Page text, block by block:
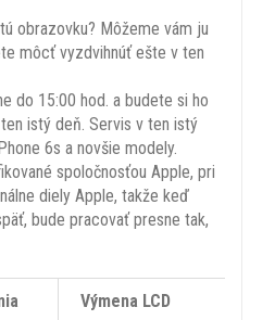
obrazovku? Môžeme vám ju
môcť vyzdvihnúť ešte v ten
do 15:00 hod. a budete si ho
istý deň. Servis v ten istý
6s a novšie modely.
spoločnosťou Apple, pri
diely Apple, takže keď
bude pracovať presne tak,
Výmena LCD